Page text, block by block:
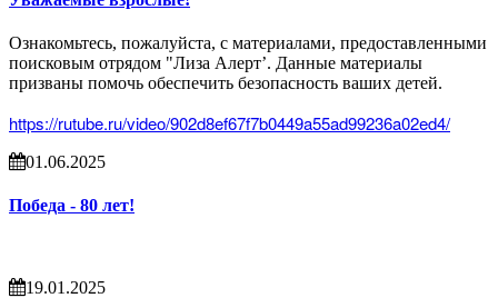
Ознакомьтесь, пожалуйста, с материалами, предоставленными
поисковым отрядом "Лиза Алерт’. Данные материалы
призваны помочь обеспечить безопасность ваших детей.
https://rutube.ru/video/902d8ef67f7b0449a55ad99236a02ed4/
01.06.2025
Победа - 80 лет!
19.01.2025